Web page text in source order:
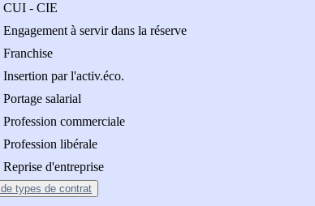
CUI - CIE
Engagement à servir dans la réserve
Franchise
Insertion par l'activ.éco.
Portage salarial
Profession commerciale
Profession libérale
Reprise d'entreprise
de types de contrat